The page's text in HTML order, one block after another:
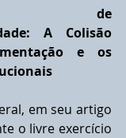
de
A Colisão
e os
em seu artigo
o livre exercício